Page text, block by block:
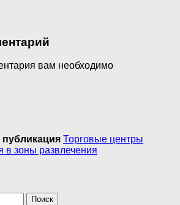
вам необходимо
Торговые центры
в зоны развлечения